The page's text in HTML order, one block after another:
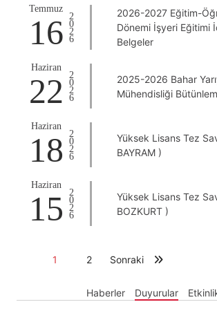
Temmuz
16 2026
2026-2027 Eğitim-
Dönemi İşyeri Eğitimi
Belgeler
Haziran
22 2026
2025-2026 Bahar
Mühendisliği
Haziran
18 2026
Yüksek Lisans Tez
BAYRAM )
Haziran
15 2026
Yüksek Lisans Tez
BOZKURT )
1 2 Sonraki
Haberler Duyurular